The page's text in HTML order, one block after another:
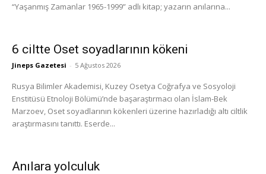
“Yaşanmış Zamanlar 1965-1999” adlı kitap; yazarın anılarına...
6 ciltte Oset soyadlarının kökeni
Jineps Gazetesi - 5 Ağustos 2026
Rusya Bilimler Akademisi, Kuzey Osetya Coğrafya ve Sosyoloji
Enstitüsü Etnoloji Bölümü’nde başaraştırmacı olan İslam-Bek
Marzoev, Oset soyadlarının kökenleri üzerine hazırladığı altı ciltlik
araştırmasını tanıttı. Eserde...
Anılara yolculuk